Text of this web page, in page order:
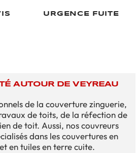
URGENCE FUITE
AUTOUR DE VEYREAU
de la couverture zinguerie,
de toits, de la réfection de
de toit. Aussi, nos couvreurs
dans les couvertures en
en tuiles en terre cuite.